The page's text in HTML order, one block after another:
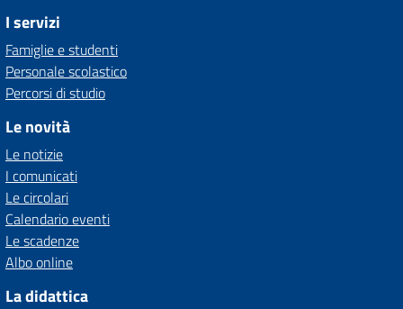
I servizi
Famiglie e studenti
Personale scolastico
Percorsi di studio
Le novità
Le notizie
I comunicati
Le circolari
Calendario eventi
Le scadenze
Albo online
La didattica